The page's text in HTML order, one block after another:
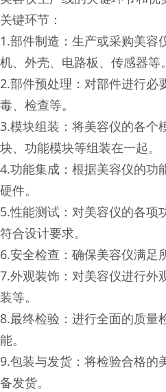
关键环节：
1.部件制造：生产或采购美容
机、外壳、电路板、传感器等。
2.部件预处理：对部件进行必
毒、检查等。
3.模块组装：将美容仪的各个
块、功能模块等组装在一起。
4.功能集成：根据美容仪的功
硬件。
5.性能测试：对美容仪的各项
符合设计要求。
6.安全检查：确保美容仪满足
7.外观装饰：对美容仪进行外
装等。
8.最终检验：进行全面的质量
能。
9.包装与发货：将检验合格的
备发货。